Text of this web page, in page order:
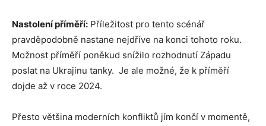
Nastolení příměří: Příležitost pro tento scénář
pravděpodobně nastane nejdříve na konci tohoto roku.
Možnost příměří poněkud snížilo rozhodnutí Západu
poslat na Ukrajinu tanky. Je ale možné, že k příměří
dojde až v roce 2024.
Přesto většina moderních konfliktů jím končí v momentě,